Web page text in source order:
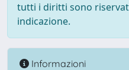
tutti i diritti sono
indicazione.
Informazioni